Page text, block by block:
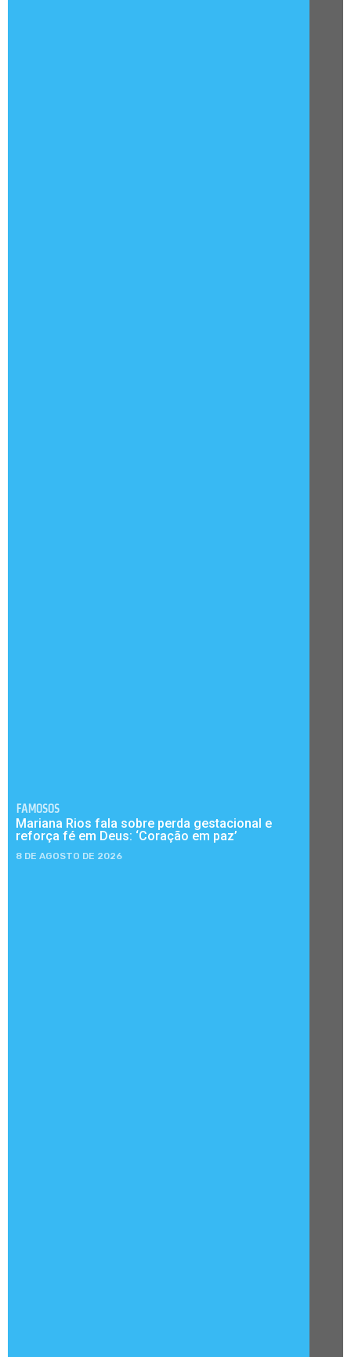
FAMOSOS
Mariana Rios fala sobre perda gestacional e
reforça fé em Deus: ‘Coração em paz’
8 DE AGOSTO DE 2026